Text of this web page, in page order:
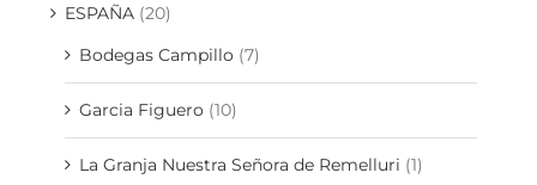
ESPAÑA (20)
Bodegas Campillo (7)
Garcia Figuero (10)
La Granja Nuestra Señora de Remelluri (1)